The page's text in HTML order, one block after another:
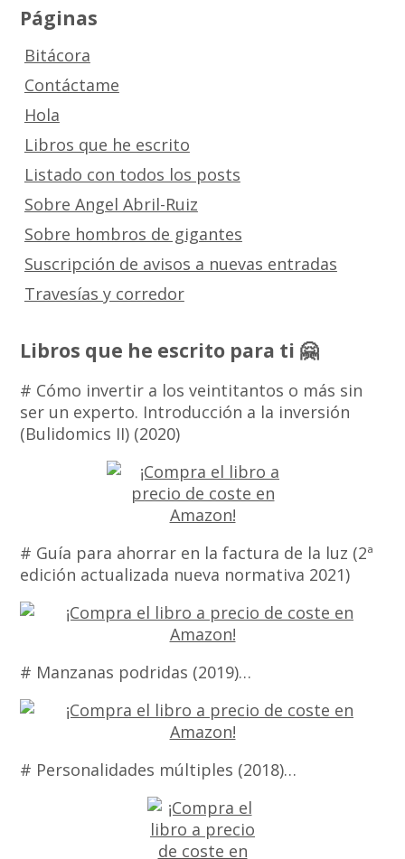
Páginas
Bitácora
Contáctame
Hola
Libros que he escrito
Listado con todos los posts
Sobre Angel Abril-Ruiz
Sobre hombros de gigantes
Suscripción de avisos a nuevas entradas
Travesías y corredor
Libros que he escrito para ti 🤗
# Cómo invertir a los veintitantos o más sin
ser un experto. Introducción a la inversión
(Bulidomics II) (2020)
# Guía para ahorrar en la factura de la luz (2ª
edición actualizada nueva normativa 2021)
# Manzanas podridas (2019)…
# Personalidades múltiples (2018)…